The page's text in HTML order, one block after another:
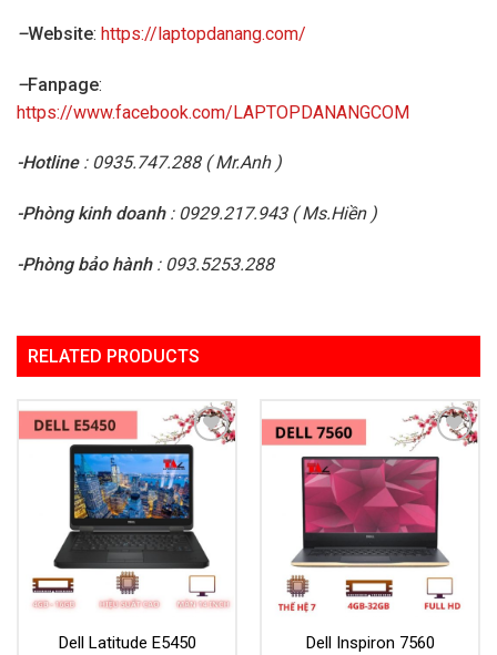
–Website: https://laptopdanang.com/
–Fanpage:
https://www.facebook.com/LAPTOPDANANGCOM
-Hotline: 0935.747.288 ( Mr.Anh )
-Phòng kinh doanh: 0929.217.943 ( Ms.Hiền )
-Phòng bảo hành: 093.5253.288
RELATED PRODUCTS
Add to
Wishlist
Dell Latitude E5450
Add to
Wishlist
Dell Inspiron 7560